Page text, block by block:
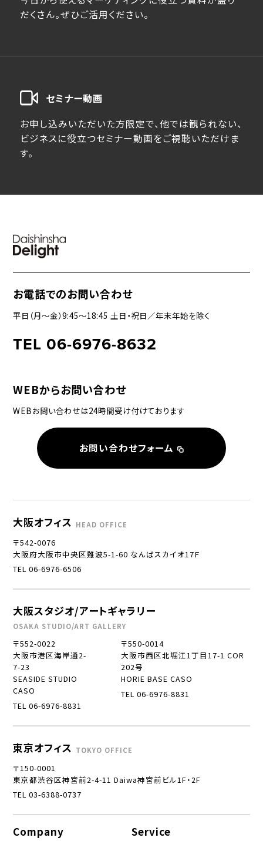
だくさん。ぜひご活用ください。
セミナー動画
お申し込みいただいた方限定で、他では観られない、
ビジネスに役立つセミナー動画をご視聴いただけま
す。
お電話でのお問い合わせ
平日（月〜金）9:45〜18:45 土日・祝日／年末年始を除く
TEL 06-6976-8632
WEBからお問い合わせ
WEBお問い合わせは24時間受け付けております
お問い合わせフォーム
大阪オフィス HEAD OFFICE
〒542-0076
大阪府大阪市中央区難波5-1-60 なんばスカイオ17Ｆ
TEL 06-6976-6506
大阪スタジオ/アートギャラリー
OSAKA STUDIO/ART GALLERY
〒552-0022
大阪市港区海岸通2-
7-23
SEASIDE STUDIO
CASO
TEL 06-6976-8831
〒550-0014
大阪市西区北堀江1丁目17-1 COR
202号
HORIE BASE CASO
TEL 06-6976-8831
東京オフィス TOKYO OFFICE
〒150-0001
東京都渋谷区神宮前2-4-11 Daiwa神宮前ビル1F・2F
TEL 03-6388-0737
Company Service